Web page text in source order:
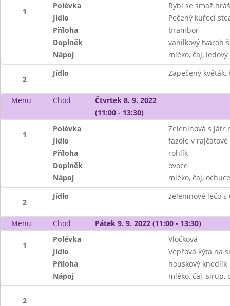
1
Polévka
Rybí se
Jídlo
Pečený kuřecí
Příloha
brambor
Doplněk
vanilkový tvaroh
Nápoj
mléko, čaj,
2
Jídlo Zapečený
Menu Chod
Čtvrtek 8. 9. 2022
(11:00 - 13:30)
1
Polévka
Zeleninová s
Jídlo
fazole v
Příloha
rohlík
Doplněk
ovoce
Nápoj
mléko, čaj,
2
Jídlo zeleninové lečo
Menu Chod Pátek 9. 9. 2022 (11:00 - 13:30)
1
Polévka
Vločková
Jídlo
Vepřová kýta na
Příloha
houskový knedlík
Nápoj
mléko, čaj, sirup,
2